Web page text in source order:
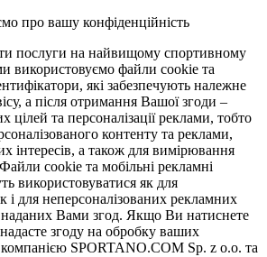
про вашу конфіденційність
послуги на найвищому спортивному
використовуємо файли cookie та
які забезпечують належне
а після отримання Вашої згоди –
цілей та персоналізації реклами, тобто
контенту та реклами,
інтересів, а також для вимірювання
cookie та мобільні рекламні
використовуватися як для
і для неперсоналізованих рекламних
наданих Вами згод. Якщо Ви натиснете
згоду на обробку ваших
SPORTANO.COM Sp. z o.o. та